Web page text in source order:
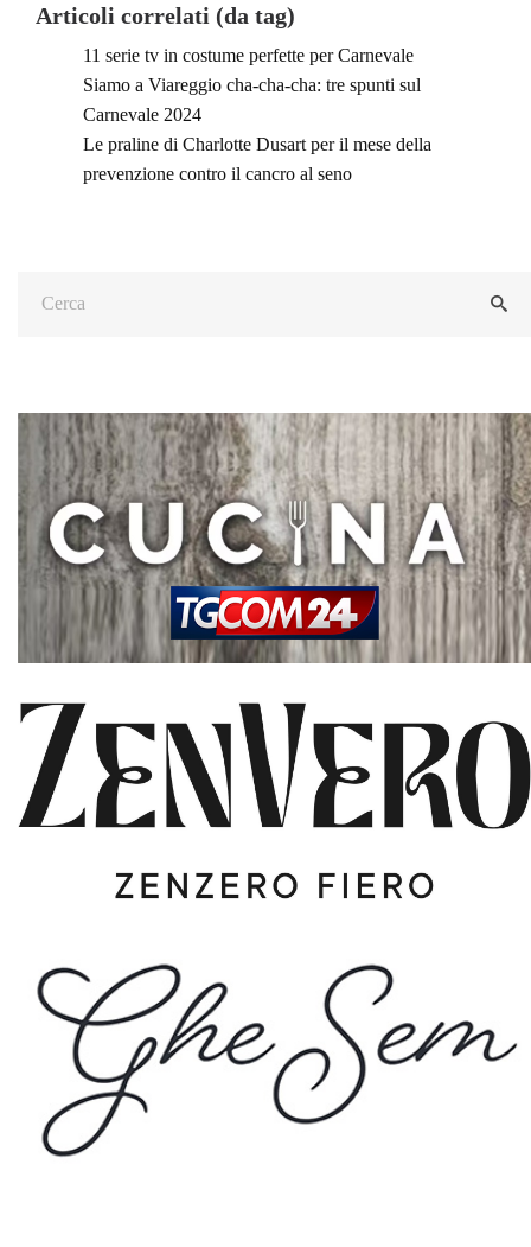
Articoli correlati (da tag)
11 serie tv in costume perfette per Carnevale
Siamo a Viareggio cha-cha-cha: tre spunti sul
Carnevale 2024
Le praline di Charlotte Dusart per il mese della
prevenzione contro il cancro al seno